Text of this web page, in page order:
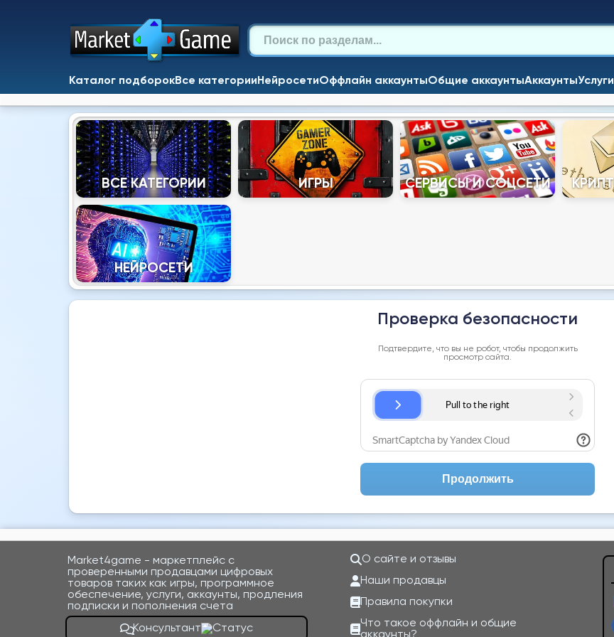
Каталог подборокВсе категории НейросетиОффлайн аккаунтыОбщие аккаунтыАккаунты
ВСЕ КАТЕГОРИИ ИГРЫ СЕРВИСЫ И СОЦСЕТИ
НЕЙРОСЕТИ
Проверка безопасности
Подтвердите, что вы не робот, чтобы продолжить
просмотр сайта.
Продолжить
Market4game - маркетплейс с
проверенными продавцами цифровых
товаров таких как игры, программное
обеспечение, услуги, аккаунты, продления
подписки и пополнения счета
Консультант
О сайте и отзывы
Наши продавцы
Правила покупки
Что такое оффлайн и общие